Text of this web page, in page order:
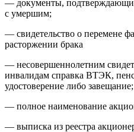
— документы,
с умершим;
— свидетельство о перемене
расторжении брака
— несовершеннолетним
инвалидам справка ВТЭК,
удостоверение либо завещание;
— полное наименование
— выписка из реестра